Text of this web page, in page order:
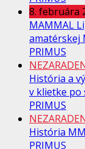
8. februára
MAMMAL
amatérskej
PRIMUS
História a
v klietke
PRIMUS
História
PRIMUS